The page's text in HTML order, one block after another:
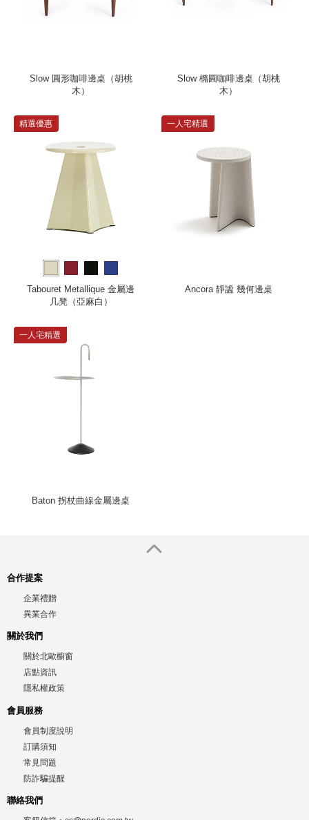
Slow 圓形咖啡邊桌（胡桃
木）
Slow 橢圓咖啡邊桌（胡桃
木）
精選優惠
Tabouret Metallique 金屬邊
几凳（亞麻白）
一人宅精選
Ancora 靜謐 幾何邊桌
一人宅精選
Baton 拐杖曲線金屬邊桌
合作提案
企業禮贈
異業合作
關於我們
關於北歐櫥窗
店點資訊
隱私權政策
會員服務
會員制度說明
訂購須知
常見問題
防詐騙提醒
聯絡我們